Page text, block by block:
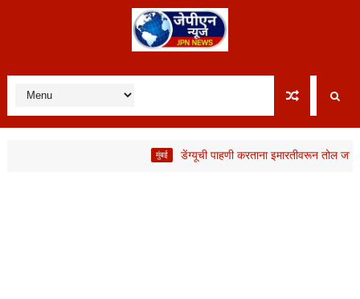
डेंग्यूची पाहणी करताना इमारतीवरून तोल जाऊन